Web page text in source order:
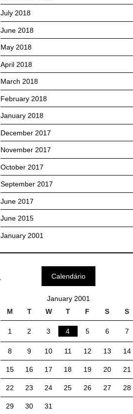
July 2018
June 2018
May 2018
April 2018
March 2018
February 2018
January 2018
December 2017
November 2017
October 2017
September 2017
June 2017
June 2015
January 2001
Calendário
January 2001
M
T W T F S S
1 2 3 4 5 6 7
8 9 10 11 12 13 14
15 16 17 18 19 20 21
22 23 24 25 26 27 28
29 30 31